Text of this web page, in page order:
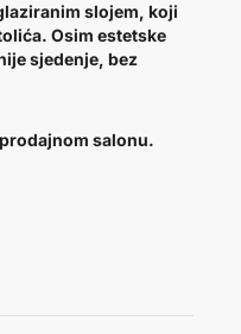
slojem, koji
Osim estetske
sjedenje, bez
salonu.